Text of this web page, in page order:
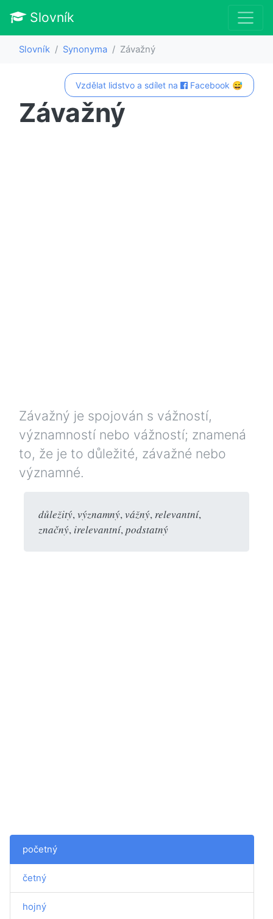
Slovník
Slovník Synonyma Závažný
Vzdělat lidstvo a sdílet na Facebook 😅
Závažný
Závažný je spojován s vážností,
významností nebo vážností; znamená
to, že je to důležité, závažné nebo
významné.
důležitý,významný,vážný, relevantní,
značný, irelevantní,podstatný
početný
četný
hojný